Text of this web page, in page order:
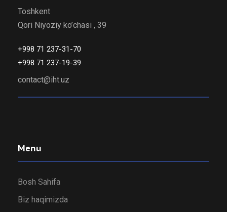
Toshkent
Qori Niyoziy ko’chasi , 39
+998 71 237-31-70
+998 71 237-19-39
contact@iht.uz
Menu
Bosh Sahifa
Biz haqimizda